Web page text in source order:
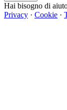
Hai bisogno di
Privacy · Cookie ·